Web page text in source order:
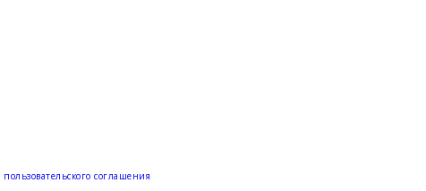
пользовательского соглашения